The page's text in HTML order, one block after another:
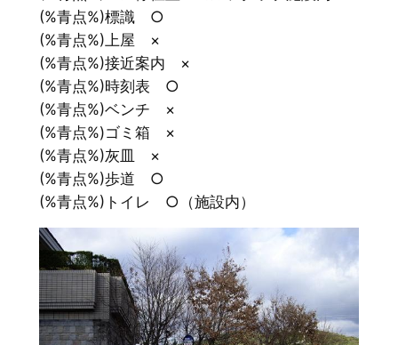
(%青点%)標識 ○
(%青点%)上屋 ×
(%青点%)接近案内 ×
(%青点%)時刻表 ○
(%青点%)ベンチ ×
(%青点%)ゴミ箱 ×
(%青点%)灰皿 ×
(%青点%)歩道 ○
(%青点%)トイレ ○（施設内）